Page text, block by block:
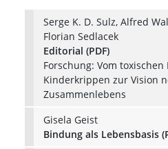
Serge K. D. Sulz, Alfred
Florian Sedlacek
Editorial (PDF)
Forschung: Vom
Kinderkrippen zur Vision
Zusammenlebens
Gisela Geist
Bindung als Lebensbasis